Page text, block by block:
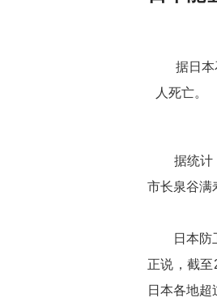
据日本
人死亡。
据统计，
市长泉谷满
日本防卫
正说，截至
日本各地超